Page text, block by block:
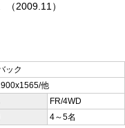
（2009.11）
ック
他
FR/4WD
4～5名